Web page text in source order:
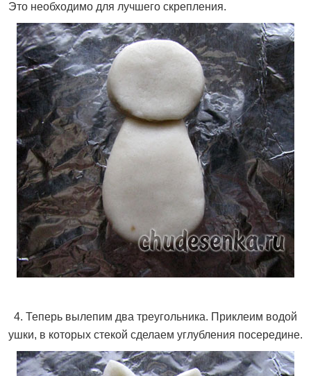
Это необходимо для лучшего скрепления.
4. Теперь вылепим два треугольника. Приклеим водой
ушки, в которых стекой сделаем углубления посередине.